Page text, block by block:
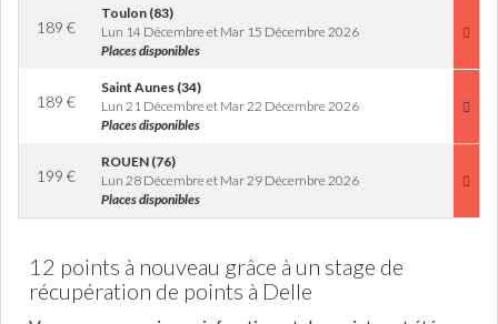
189 €
Toulon (83)
Lun 14 Décembre et Mar 15 Décembre 2026
Places disponibles
189 €
Saint Aunes (34)
Lun 21 Décembre et Mar 22 Décembre 2026
Places disponibles
199 €
ROUEN (76)
Lun 28 Décembre et Mar 29 Décembre 2026
Places disponibles
12 points à nouveau grâce à un stage de
récupération de points à Delle